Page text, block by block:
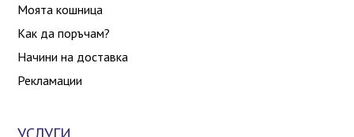
Моята кошница
Как да поръчам?
Начини на доставка
Рекламации